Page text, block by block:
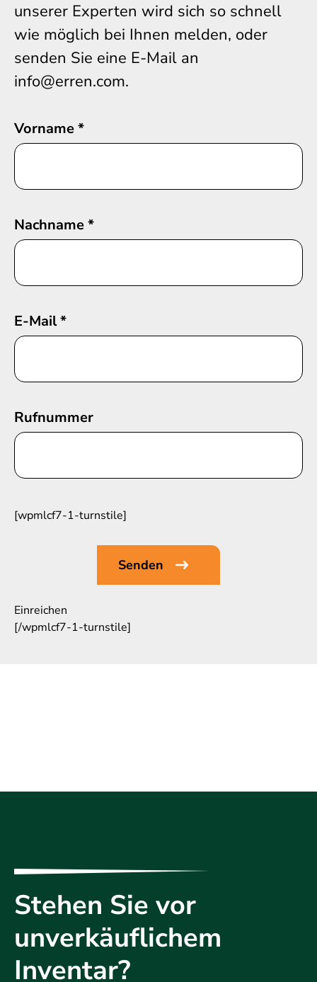
unserer Experten wird sich so schnell
wie möglich bei Ihnen melden, oder
senden Sie eine E-Mail an
info@erren.com.
Vorname*
Nachname*
E-Mail*
Rufnummer
[wpmlcf7-1-turnstile]
Einreichen
[/wpmlcf7-1-turnstile]
Stehen Sie vor
unverkäuflichem
Inventar?